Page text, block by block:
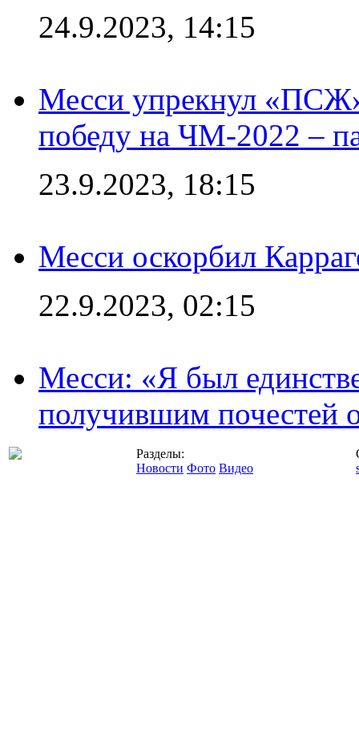
24.9.2023, 14:15
Месси упрекнул «ПСЖ»
победу на ЧМ-2022 –
23.9.2023, 18:15
Месси оскорбил
22.9.2023, 02:15
Месси: «Я был
получившим почестей
Разделы:
Новости Фото Видео